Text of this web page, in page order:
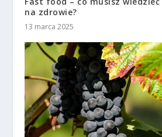
na zdrowie?
13 marca 2025